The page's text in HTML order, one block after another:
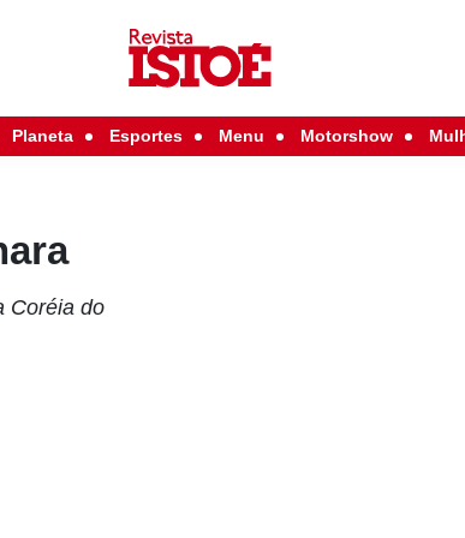
Planeta Esportes Menu Motorshow
Coréia do